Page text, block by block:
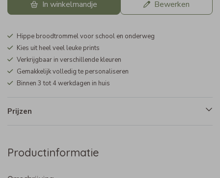
In winkelmandje Bewerken
Hippe broodtrommel voor school en onderweg
Kies uit heel veel leuke prints
Verkrijgbaar in verschillende kleuren
Gemakkelijk volledig te personaliseren
Binnen 3 tot 4 werkdagen in huis
Prijzen
Productinformatie